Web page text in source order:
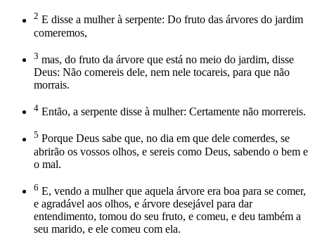
2 E disse a mulher à serpente: Do fruto das árvores do jardim
comeremos,
3 mas, do fruto da árvore que está no meio do jardim, disse
Deus: Não comereis dele, nem nele tocareis, para que não
morrais.
4 Então, a serpente disse à mulher: Certamente não morrereis.
5 Porque Deus sabe que, no dia em que dele comerdes, se
abrirão os vossos olhos, e sereis como Deus, sabendo o bem e
o mal.
6 E, vendo a mulher que aquela árvore era boa para se comer,
e agradável aos olhos, e árvore desejável para dar
entendimento, tomou do seu fruto, e comeu, e deu também a
seu marido, e ele comeu com ela.